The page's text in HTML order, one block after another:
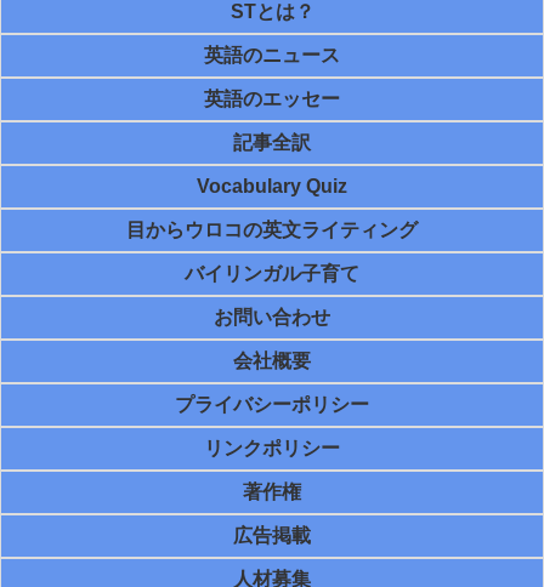
STとは？
英語のニュース
英語のエッセー
記事全訳
Vocabulary Quiz
目からウロコの英文ライティング
バイリンガル子育て
お問い合わせ
会社概要
プライバシーポリシー
リンクポリシー
著作権
広告掲載
人材募集